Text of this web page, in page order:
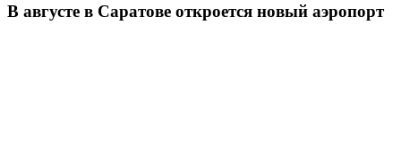
В августе в Саратове откроется новый аэропорт